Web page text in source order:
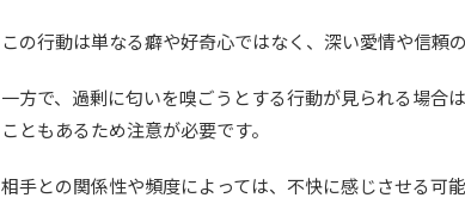
この行動は単なる癖や好奇心ではなく、深い愛情や信頼
一方で、過剰に匂いを嗅ごうとする行動が見られる場合
こともあるため注意が必要です。
相手との関係性や頻度によっては、不快に感じさせる可